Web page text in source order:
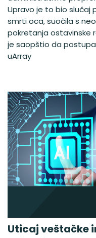
Upravo je to bio slučaj
smrti oca, suočila s
pokretanja ostavinske
je saopštio da
uArray
Uticaj veštačke